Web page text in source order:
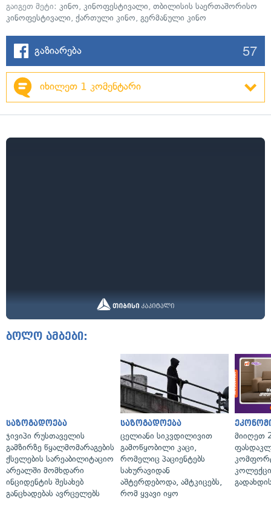
გაიგეთ მეტი: კინო, კინოფესტივალი, თბილისის საერთაშორისო
კინოფესტივალი, ქართული კინო, გერმანული კინო
გაზიარება 57
იხილეთ 1 კომენტარი
ბოლო ამბები:
საზოგადოება
ჯივიპი რუსთაველის
გამზირზე წყალმომარაგების
ქსელების სარეაბილიტაციო
არეალში მომხდარი
ინციდენტის შესახებ
განცხადებას ავრცელებს
საზოგადოება
ცელიანი სიკვდილივით
გამოწყობილი კაცი,
რომელიც პაციენტებს
სახურავიდან
აშტერდებოდა, ამტკიცებს,
რომ ყვავი იყო
მიიღეთ